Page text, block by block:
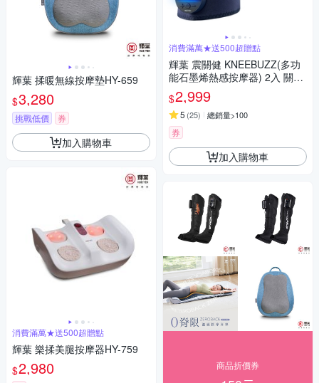
輝葉 揉暖無線按摩墊HY-659
$3,280
挑戰低價 券
加入購物車
消費滿萬★送500超贈點
輝葉 樂揉美腿按摩器HY-759
$2,980
消費滿萬★送500超贈點
輝葉 震關健 KNEEBUZZ(多功
能石墨烯熱感按摩器) 2入 關節
按摩 膝蓋按摩 HY-762
$2,999
5 (25) 總銷量>100
券
加入購物車
商品折價券